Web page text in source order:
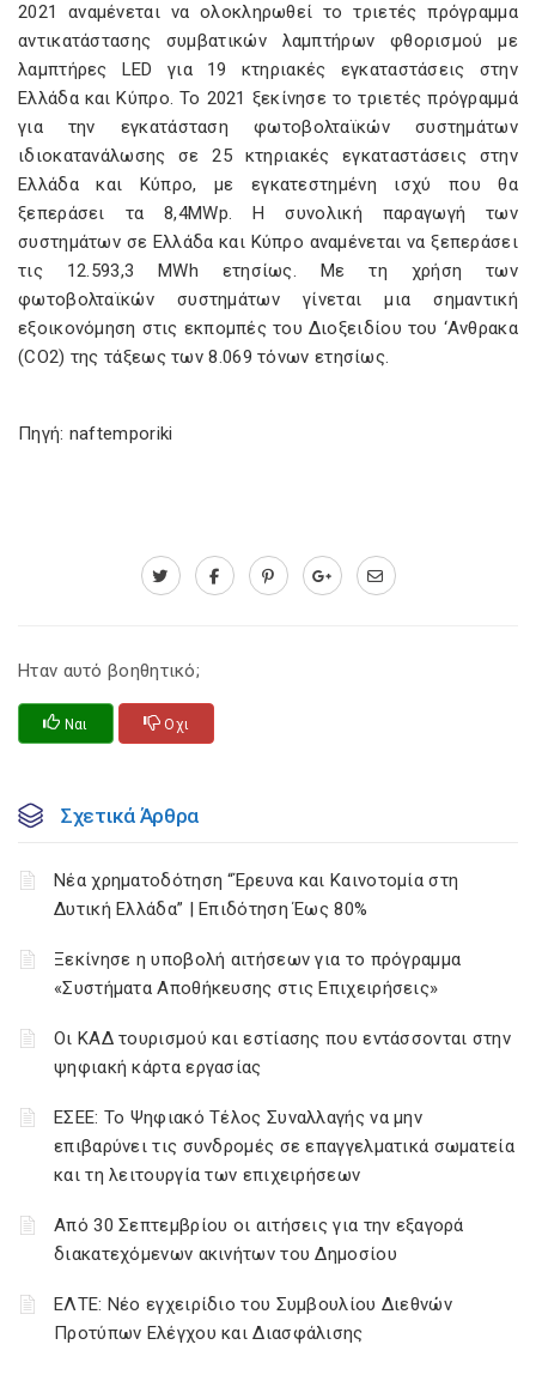
2021 αναμένεται να ολοκληρωθεί το τριετές πρόγραμμα
αντικατάστασης συμβατικών λαμπτήρων φθορισμού με
λαμπτήρες LED για 19 κτηριακές εγκαταστάσεις στην
Ελλάδα και Κύπρο. Το 2021 ξεκίνησε το τριετές πρόγραμμά
για την εγκατάσταση φωτοβολταϊκών συστημάτων
ιδιοκατανάλωσης σε 25 κτηριακές εγκαταστάσεις στην
Ελλάδα και Κύπρο, με εγκατεστημένη ισχύ που θα
ξεπεράσει τα 8,4MWp. Η συνολική παραγωγή των
συστημάτων σε Ελλάδα και Κύπρο αναμένεται να ξεπεράσει
τις 12.593,3 MWh ετησίως. Με τη χρήση των
φωτοβολταϊκών συστημάτων γίνεται μια σημαντική
εξοικονόμηση στις εκπομπές του Διοξειδίου του ‘Ανθρακα
(CO2) της τάξεως των 8.069 τόνων ετησίως.
Πηγή: naftemporiki
Ηταν αυτό βοηθητικό;
Ναι Οχι
Σχετικά Άρθρα
Νέα χρηματοδότηση “Έρευνα και Καινοτομία στη
Δυτική Ελλάδα” | Επιδότηση Έως 80%
Ξεκίνησε η υποβολή αιτήσεων για το πρόγραμμα
«Συστήματα Αποθήκευσης στις Επιχειρήσεις»
Οι ΚΑΔ τουρισμού και εστίασης που εντάσσονται στην
ψηφιακή κάρτα εργασίας
ΕΣΕΕ: Το Ψηφιακό Τέλος Συναλλαγής να μην
επιβαρύνει τις συνδρομές σε επαγγελματικά σωματεία
και τη λειτουργία των επιχειρήσεων
Από 30 Σεπτεμβρίου οι αιτήσεις για την εξαγορά
διακατεχόμενων ακινήτων του Δημοσίου
ΕΛΤΕ: Νέο εγχειρίδιο του Συμβουλίου Διεθνών
Προτύπων Ελέγχου και Διασφάλισης